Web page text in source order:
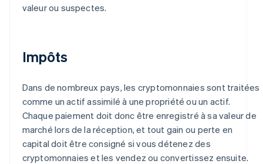
valeur ou suspectes.
Impôts
Dans de nombreux pays, les cryptomonnaies sont traitées
comme un actif assimilé à une propriété ou un actif.
Chaque paiement doit donc être enregistré à sa valeur de
marché lors de la réception, et tout gain ou perte en
capital doit être consigné si vous détenez des
cryptomonnaies et les vendez ou convertissez ensuite.